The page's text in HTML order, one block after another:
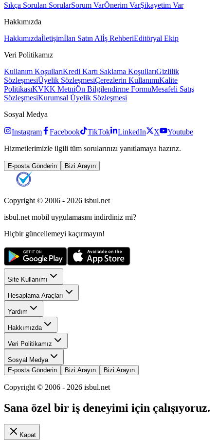
Sıkça Sorulan SorularSorum VarÖnerim VarŞikayetim Var
Hakkımızda
Hakkımızdaİletişimİlan Satın Alİş RehberiEditöryal Ekip
Veri Politikamız
Kullanım KoşullarıKredi Kartı Saklama KoşullarıGizlilik
SözleşmesiÜyelik SözleşmesiÇerezlerin KullanımıKalite
PolitikasıKVKK MetniÖn Bilgilendirme FormuMesafeli Satış
SözleşmesiKurumsal Üyelik Sözleşmesi
Sosyal Medya
Instagram Facebook TikTok LinkedIn X
Youtube
Hizmetlerimizle ilgili tüm sorularınızı yanıtlamaya hazırız.
E-posta Gönderin Bizi Arayın
Copyright © 2006 - 2026 isbul.net
isbul.net mobil uygulamasını indirdiniz mi?
Hiçbir güncellemeyi kaçırmayın!
Site Kullanımı
Hesaplama Araçları
Yardım
Hakkımızda
Veri Politikamız
Sosyal Medya
E-posta Gönderin
Bizi Arayın Bizi Arayın
Copyright © 2006 - 2026 isbul.net
Sana özel bir iş deneyimi için çalışıyoruz.
Kapat